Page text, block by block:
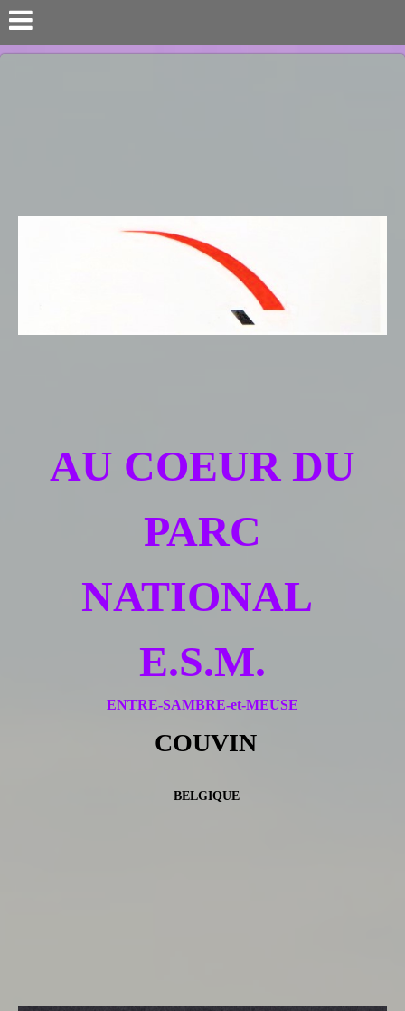
AU COEUR DU
PARC
NATIONAL
E.S.M.
ENTRE-SAMBRE-et-MEUSE
COUVIN
BELGIQUE